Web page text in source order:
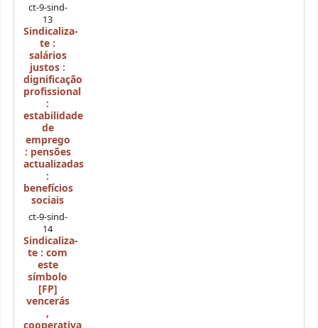
ct-9-sind-
13
Sindicaliza-
te :
salários
justos :
dignificação
profissional
:
estabilidade
de
emprego
: pensões
actualizadas
:
benefícios
sociais
ct-9-sind-
14
Sindicaliza-
te : com
este
símbolo
[FP]
vencerás
,